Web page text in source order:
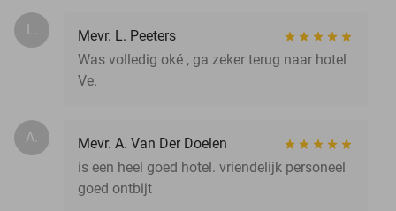
L.
Mevr. L. Peeters
Was volledig oké , ga zeker terug naar hotel
Ve.
A.
Mevr. A. Van Der Doelen
is een heel goed hotel. vriendelijk personeel
goed ontbijt